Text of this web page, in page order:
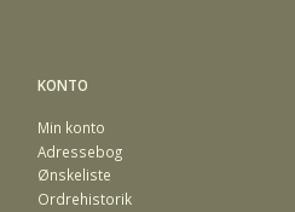
KONTO
Min konto
Adressebog
Ønskeliste
Ordrehistorik